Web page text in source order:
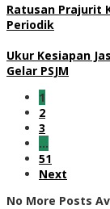
Ratusan Prajurit
Periodik
Ukur Kesiapan
Gelar PSJM
1
2
3
…
51
Next
No More Posts